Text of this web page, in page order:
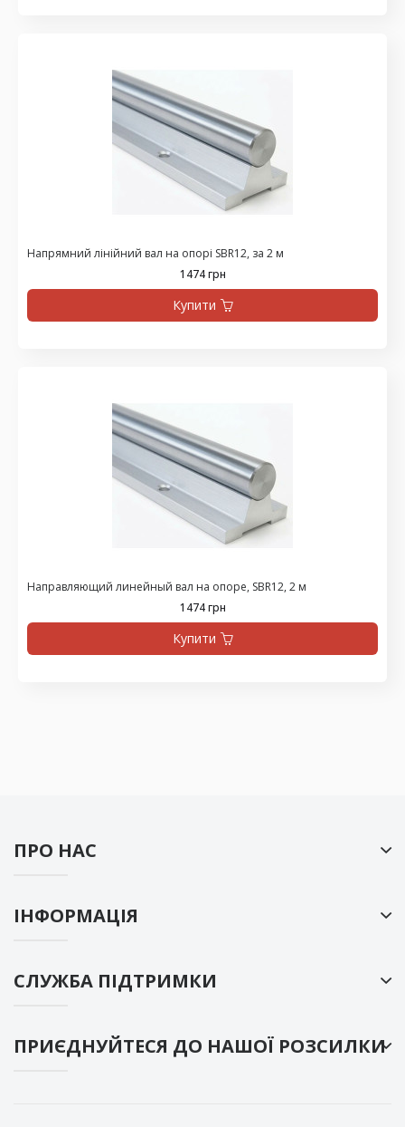
Напрямний лінійний вал на опорі SBR12, за 2 м
1474 грн
Купити
Направляющий линейный вал на опоре, SBR12, 2 м
1474 грн
Купити
ПРО НАС
ІНФОРМАЦІЯ
СЛУЖБА ПІДТРИМКИ
ПРИЄДНУЙТЕСЯ ДО НАШОЇ РОЗСИЛКИ